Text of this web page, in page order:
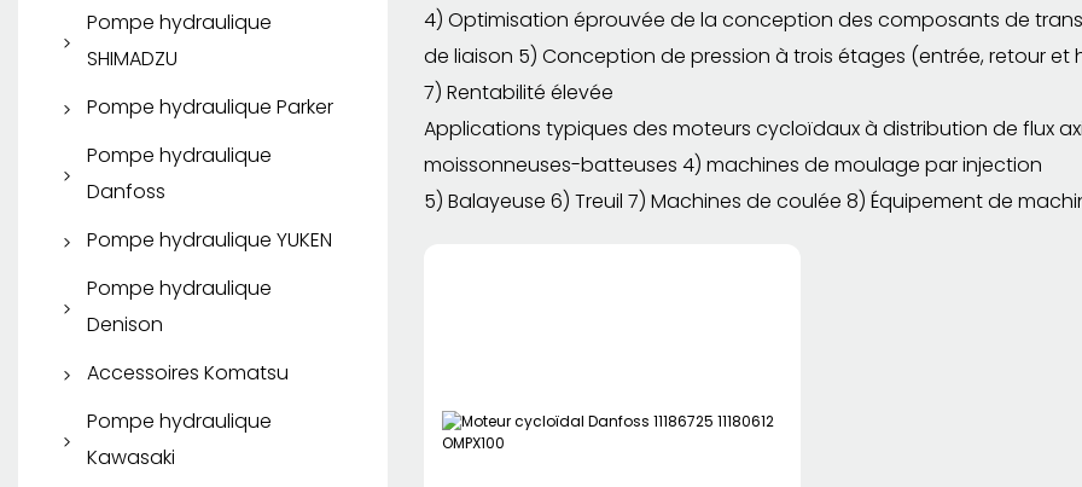
Rexroth
Pompe à engrenages
Rexroth
Moteur hydraulique
Rexroth
Pompe à engrenages
KYB/KAYABA
Pompe à piston KYB
Moteur de voyage KYB
Pompe hydraulique
SHIMADZU
Pompe à engrenages
Pompe hydraulique Parker
Pompe à piston Parker
Pompe à palettes Parker
Pompe à engrenages
Parker
Moteur hydraulique
Parker
Pompe hydraulique
Danfoss
Pompe à piston Danfoss
Pompe à engrenages
Danfoss
Pompe hydraulique YUKEN
Pompe à piston YUKEN
Pompe à palettes YUKEN
Pompe hydraulique
Denison
Pompe à piston Denison
Pompe à palettes
Denison
Accessoires Komatsu
Pièces détachées
Komatsu
Pompe hydraulique
Kawasaki
4) Optimisation éprouvée de la conception des composants de
de liaison 5) Conception de pression à trois étages (entrée, retour
7) Rentabilité élevée
Applications typiques des moteurs cycloïdaux à distribution de flux
moissonneuses-batteuses 4) machines de moulage par injection
5) Balayeuse 6) Treuil 7) Machines de coulée 8) Équipement de